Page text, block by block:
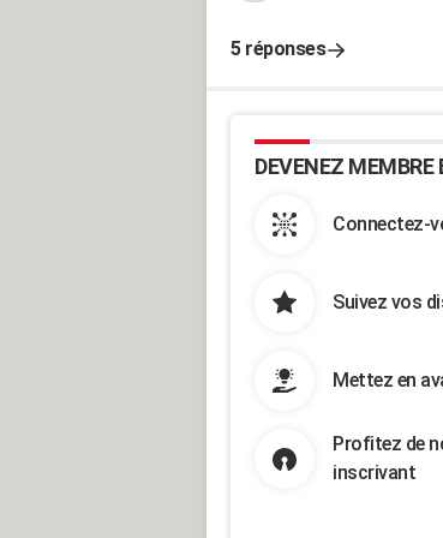
5 réponses
DEVENEZ MEMBRE
Connectez-
Suivez vos
Mettez en
Profitez de
inscrivant